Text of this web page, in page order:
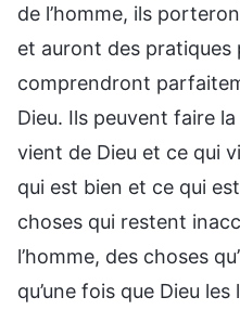
de l’homme, ils
et auront des pratiques
comprendront
Dieu. Ils peuvent faire
vient de Dieu et ce qui
qui est bien et ce qui
choses qui restent
l’homme, des choses
qu’une fois que Dieu les